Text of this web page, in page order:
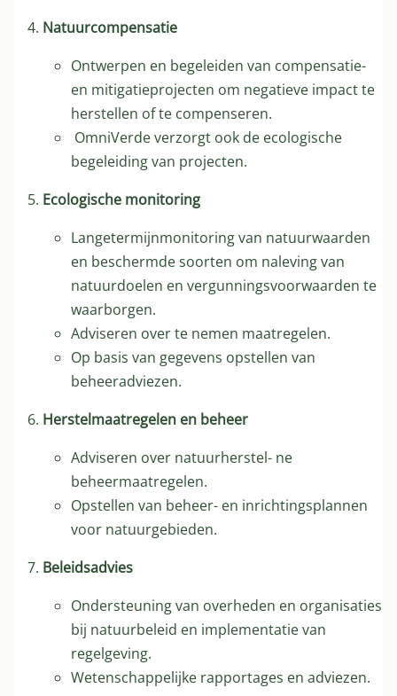
Natuurcompensatie
Ontwerpen en begeleiden van compensatie-
en mitigatieprojecten om negatieve impact te
herstellen of te compenseren.
OmniVerde verzorgt ook de ecologische
begeleiding van projecten.
Ecologische monitoring
Langetermijnmonitoring van natuurwaarden
en beschermde soorten om naleving van
natuurdoelen en vergunningsvoorwaarden te
waarborgen.
Adviseren over te nemen maatregelen.
Op basis van gegevens opstellen van
beheeradviezen.
Herstelmaatregelen en beheer
Adviseren over natuurherstel- ne
beheermaatregelen.
Opstellen van beheer- en inrichtingsplannen
voor natuurgebieden.
Beleidsadvies
Ondersteuning van overheden en organisaties
bij natuurbeleid en implementatie van
regelgeving.
Wetenschappelijke rapportages en adviezen.